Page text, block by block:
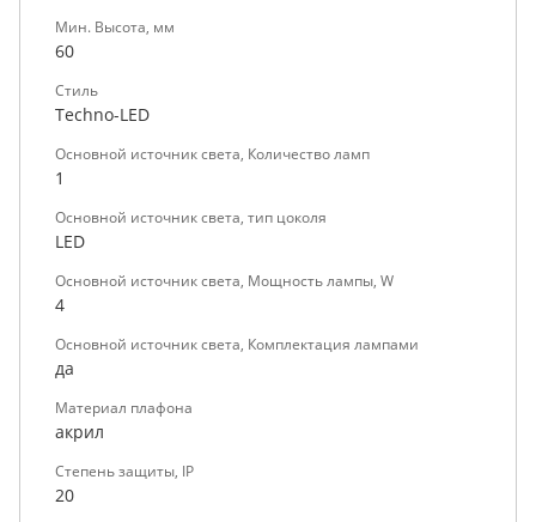
Мин. Высота, мм
60
Стиль
Techno-LED
Основной источник света, Количество ламп
1
Основной источник света, тип цоколя
LED
Основной источник света, Мощность лампы, W
4
Основной источник света, Комплектация лампами
да
Материал плафона
акрил
Степень защиты, IP
20